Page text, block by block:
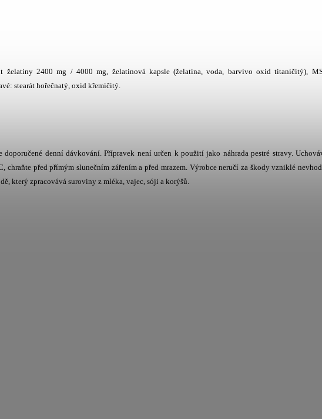
2400 mg / 4000 mg, želatinová kapsle (želatina, voda, barvivo oxid titaničitý),
stearát hořečnatý, oxid křemičitý.
denní dávkování. Přípravek není určen k použití jako náhrada pestré stravy.
chraňte před přímým slunečním zářením a před mrazem. Výrobce neručí za škody vzniklé
který zpracovává suroviny z mléka, vajec, sóji a korýšů.